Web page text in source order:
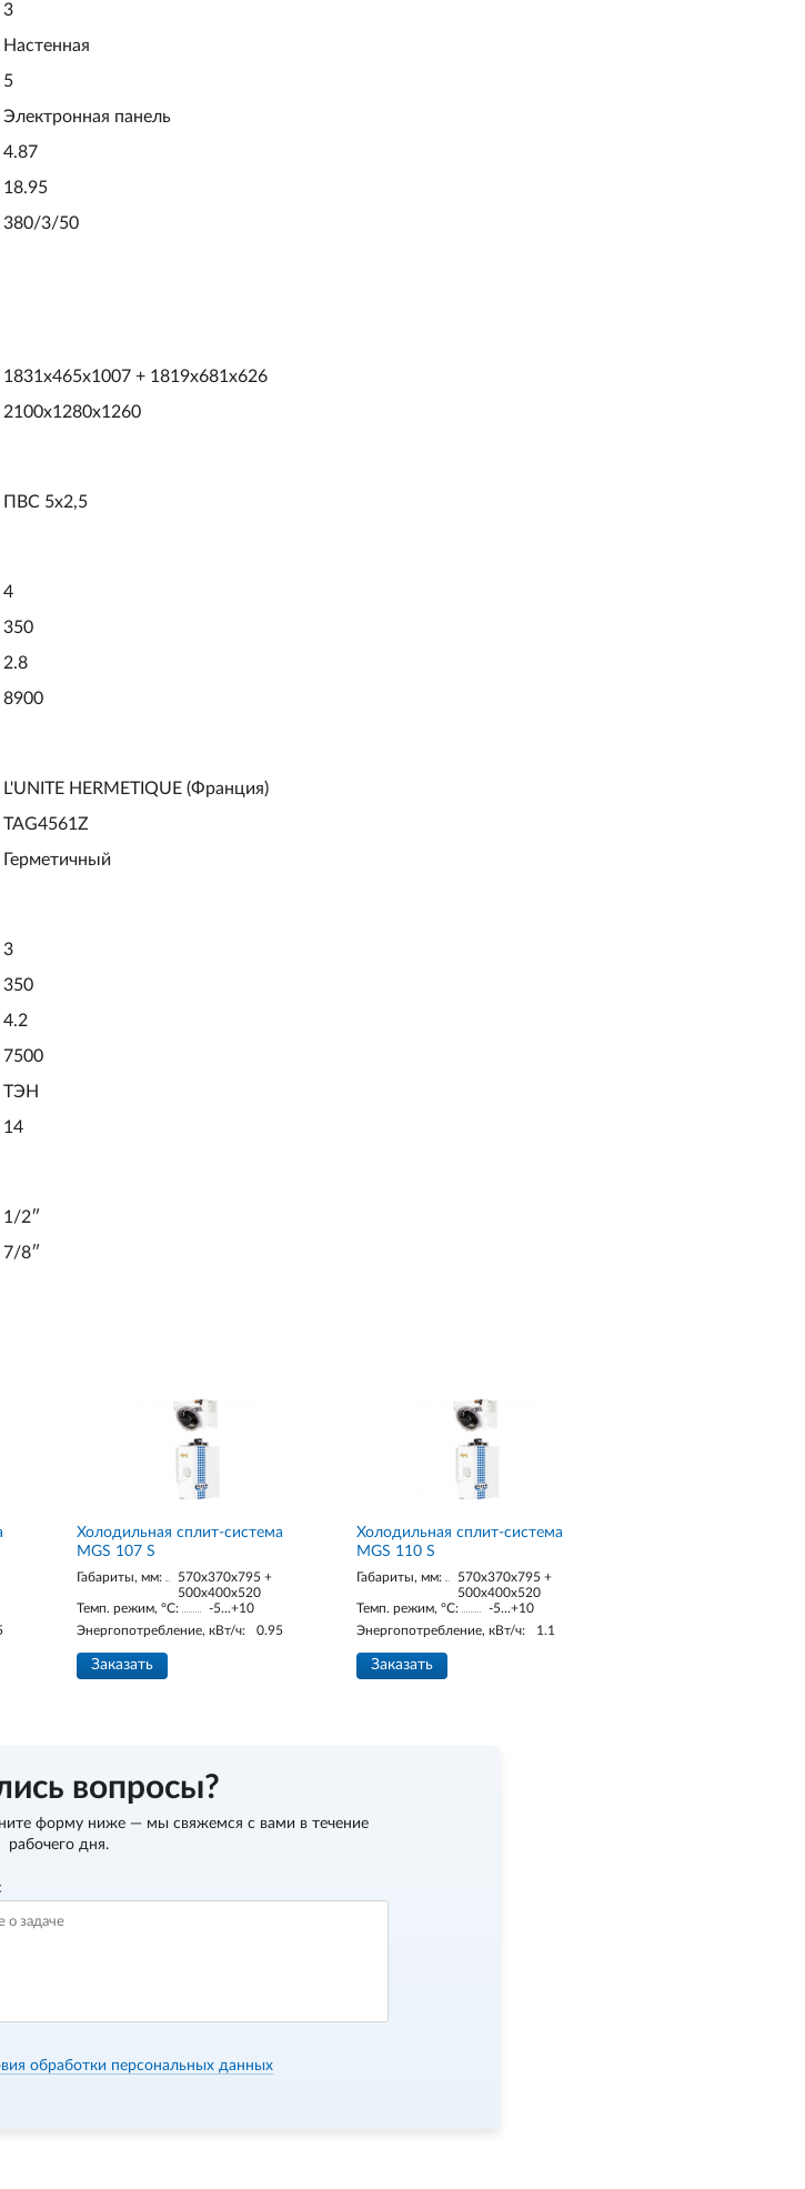
3
Настенная
5
Электронная панель
4.87
18.95
380/3/50
1831x465x1007 + 1819x681x626
2100x1280x1260
ПВС 5х2,5
4
350
2.8
8900
L'UNITE HERMETIQUE (Франция)
TAG4561Z
Герметичный
3
350
4.2
7500
ТЭН
14
1/2ʺ
7/8ʺ
Холодильная сплит-система
MGS 107 S
Габариты, мм:
570x370x795 +
500x400x520
Темп. режим, °С:
-5...+10
Энергопотребление, кВт/ч:
0.95
Заказать
Холодильная сплит-система
MGS 110 S
Габариты, мм:
570x370x795 +
500x400x520
Темп. режим, °С:
-5...+10
Энергопотребление, кВт/ч:
1.1
Заказать
вопросы?
форму ниже — мы свяжемся с вами в течение
рабочего дня.
обработки персональных данных